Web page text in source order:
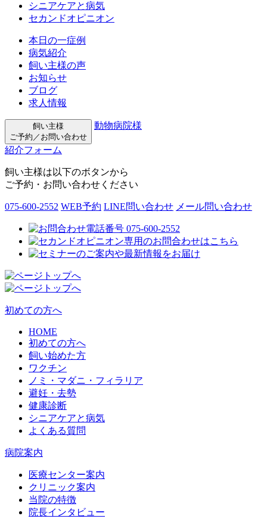
シニアケアと病気
セカンドオピニオン
本日の一症例
病気紹介
飼い主様の声
お知らせ
ブログ
求人情報
飼い主様
ご予約／お問い合わせ
動物病院様
紹介フォーム
飼い主様は以下のボタンから
ご予約・お問い合わせください
075-600-2552 WEB予約 LINE問い合わせ メール問い合わせ
初めての方へ
HOME
初めての方へ
飼い始めた方
ワクチン
ノミ・マダニ・フィラリア
避妊・去勢
健康診断
シニアケアと病気
よくある質問
病院案内
医療センター案内
クリニック案内
当院の特徴
院長インタビュー